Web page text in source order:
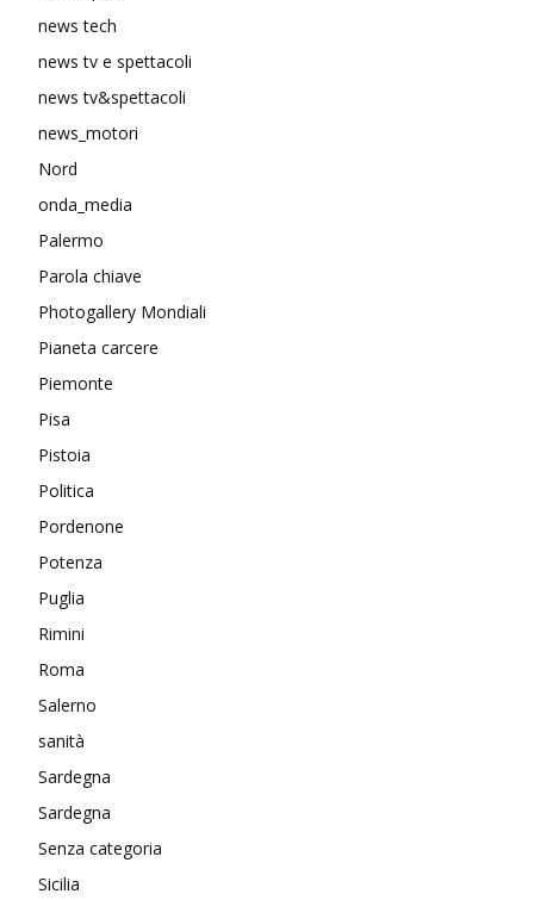
news tech
news tv e spettacoli
news tv&spettacoli
news_motori
Nord
onda_media
Palermo
Parola chiave
Photogallery Mondiali
Pianeta carcere
Piemonte
Pisa
Pistoia
Politica
Pordenone
Potenza
Puglia
Rimini
Roma
Salerno
sanità
Sardegna
Sardegna
Senza categoria
Sicilia